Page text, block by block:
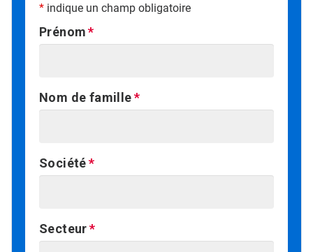
* indique un champ obligatoire
Prénom
Nom de famille
Société
Secteur